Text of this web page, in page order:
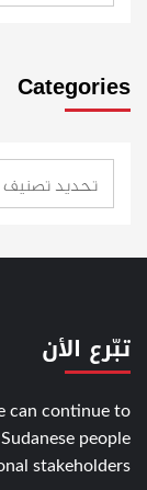
Categories
تبّرع الأن
can continue to
people
stakeholders.